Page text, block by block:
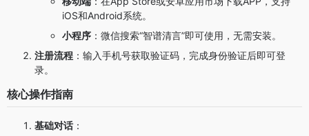
iOS和Android系统。
小程序 ：微信搜索“智谱清言”即可使用，无需安装。
注册流程 ：输入手机号获取验证码，完成身份验证后即可登
录。
核心操作指南
基础对话：